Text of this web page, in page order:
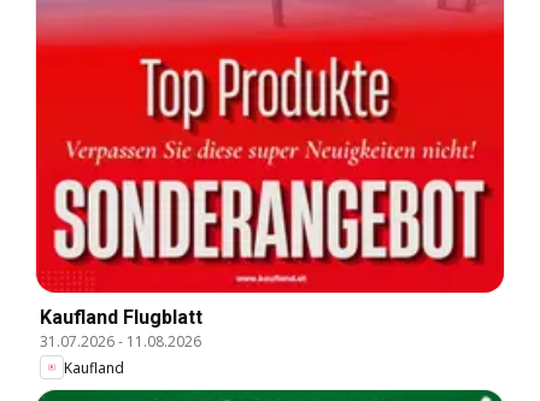
Kaufland Flugblatt
31.07.2026- 11.08.2026
Kaufland